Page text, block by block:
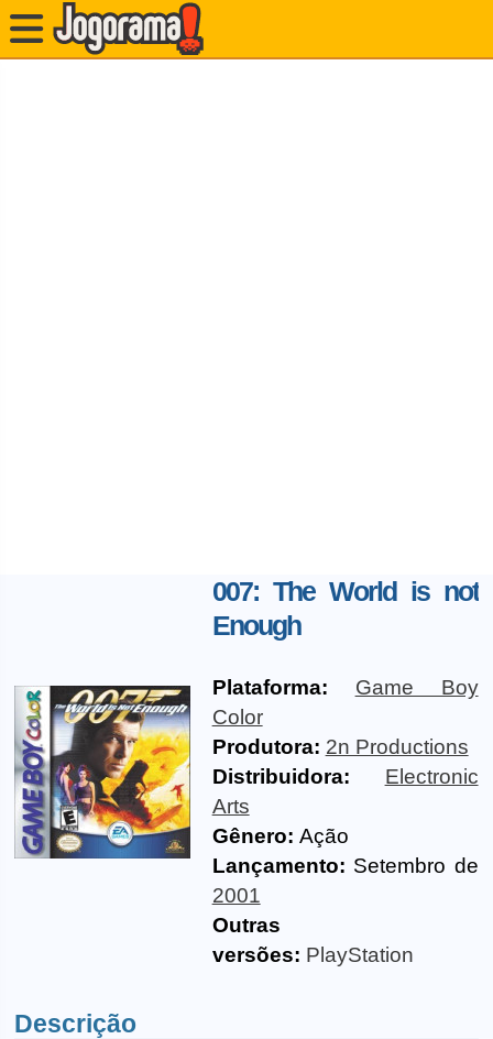
007: The World is not
Enough
Plataforma:
Game Boy
Color
Produtora: 2n Productions
Distribuidora:
Electronic
Arts
Gênero: Ação
Lançamento: Setembro de
2001
Outras
versões: PlayStation
Descrição